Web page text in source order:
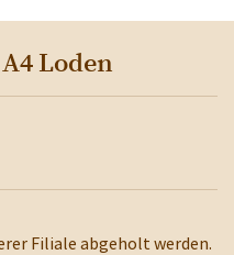
Loden
Filiale abgeholt werden.